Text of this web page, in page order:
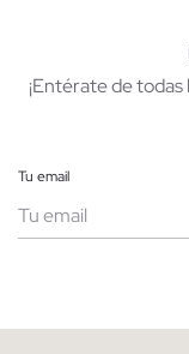
¡Entérate de
Tu email